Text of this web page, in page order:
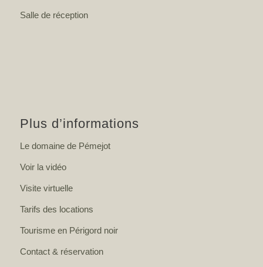
Salle de réception
Plus d’informations
Le domaine de Pémejot
Voir la vidéo
Visite virtuelle
Tarifs des locations
Tourisme en Périgord noir
Contact & réservation